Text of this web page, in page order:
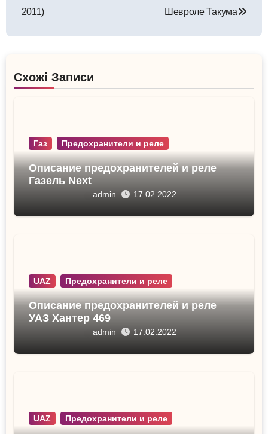
записям
2011)
Шевроле Такума
Схожі Записи
Газ Предохранители и реле
Описание предохранителей и реле
Газель Next
admin 17.02.2022
UAZ Предохранители и реле
Описание предохранителей и реле
УАЗ Хантер 469
admin 17.02.2022
UAZ Предохранители и реле